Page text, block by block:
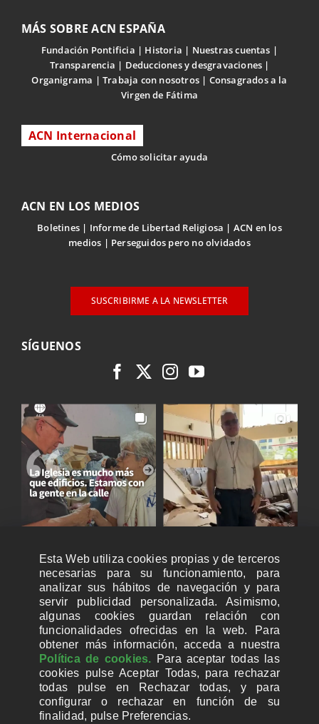
MÁS SOBRE ACN ESPAÑA
Fundación Pontificia Historia
Nuestras cuentas
Transparencia
Deducciones y desgravaciones
Organigrama
Trabaja con nosotros
Consagrados a la
Virgen de Fátima
ACN Internacional
Cómo solicitar ayuda
ACN EN LOS MEDIOS
Boletines Informe de Libertad Religiosa
ACN en los
medios
Perseguidos pero no olvidados
SUSCRIBIRME A LA NEWSLETTER
SÍGUENOS
Esta Web utiliza cookies propias y de terceros
necesarias para su funcionamiento, para
analizar sus hábitos de navegación y para
servir publicidad personalizada. Asimismo,
algunas cookies guardan relación con
funcionalidades ofrecidas en la web. Para
obtener más información, acceda a nuestra
Política de cookies. Para aceptar todas las
cookies pulse Aceptar Todas, para rechazar
todas pulse en Rechazar todas, y para
configurar o rechazar en función de su
finalidad, pulse Preferencias.